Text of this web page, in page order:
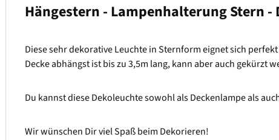
Hängestern - Lampenhalterung Stern -
Diese sehr dekorative Leuchte in Sternform eignet sich
Decke abhängst ist bis zu 3,5m lang, kann aber auch gekürzt
Du kannst diese Dekoleuchte sowohl als Deckenlampe als
Wir wünschen Dir viel Spaß beim Dekorieren!